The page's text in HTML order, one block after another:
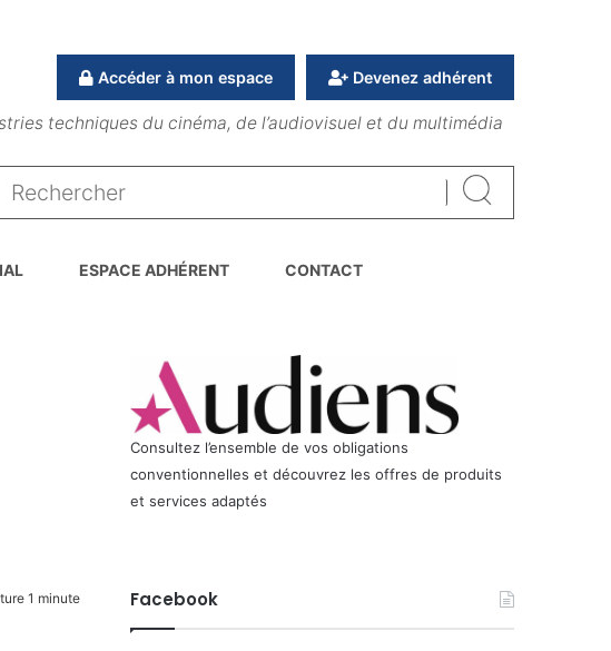
Devenez adhérent
Accéder à mon espace
techniques du cinéma, de l’audiovisuel et du multimédia
Rechercher
ESPACE ADHÉRENT CONTACT
1 minute
Consultez l’ensemble de vos obligations
conventionnelles et découvrez les offres de produits
et services adaptés
Facebook